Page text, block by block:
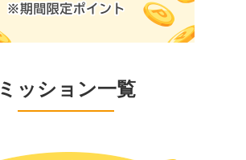
ミッション一覧